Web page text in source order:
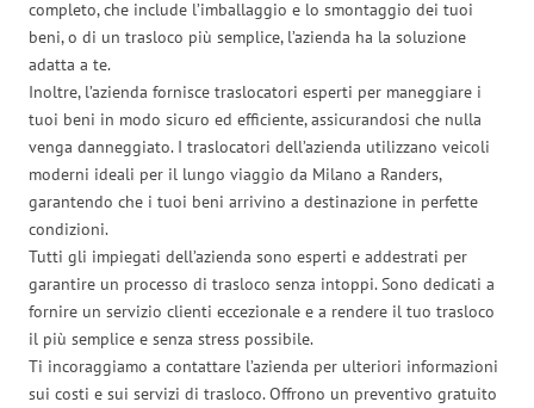
completo, che include l’imballaggio e lo smontaggio dei tuoi
beni, o di un trasloco più semplice, l’azienda ha la soluzione
adatta a te.
Inoltre, l’azienda fornisce traslocatori esperti per maneggiare i
tuoi beni in modo sicuro ed efficiente, assicurandosi che nulla
venga danneggiato. I traslocatori dell’azienda utilizzano veicoli
moderni ideali per il lungo viaggio da Milano a Randers,
garantendo che i tuoi beni arrivino a destinazione in perfette
condizioni.
Tutti gli impiegati dell’azienda sono esperti e addestrati per
garantire un processo di trasloco senza intoppi. Sono dedicati a
fornire un servizio clienti eccezionale e a rendere il tuo trasloco
il più semplice e senza stress possibile.
Ti incoraggiamo a contattare l’azienda per ulteriori informazioni
sui costi e sui servizi di trasloco. Offrono un preventivo gratuito